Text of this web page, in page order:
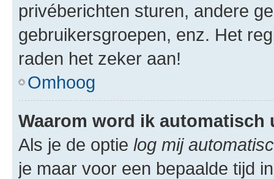
privéberichten sturen, andere
gebruikersgroepen, enz. Het
raden het zeker aan!
Omhoog
Waarom word ik automatisch
Als je de optie log mij
je maar voor een bepaalde tijd